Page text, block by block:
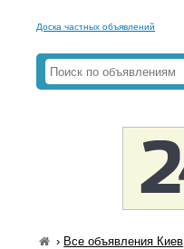
Доска частных объявлений
› Все объявления Киев